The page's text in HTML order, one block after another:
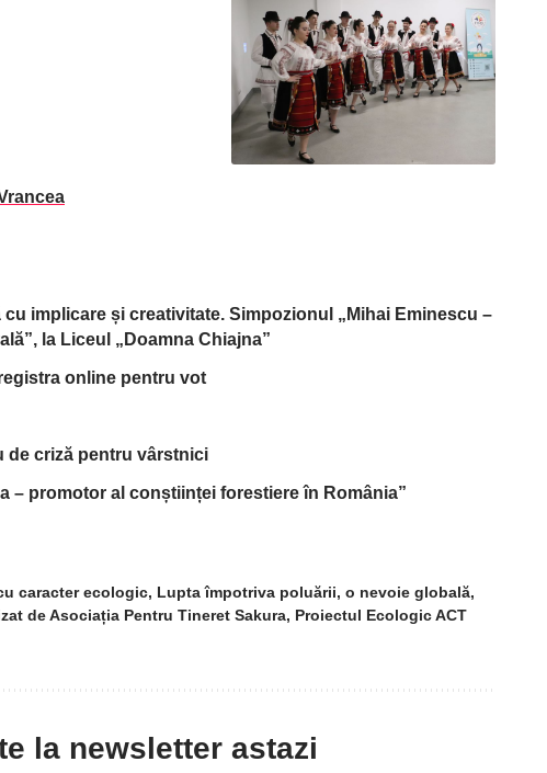
implicare și creativitate. Simpozionul „Mihai Eminescu –
la Liceul „Doamna Chiajna”
online pentru vot
de criză pentru vârstnici
– promotor al conștiinței forestiere în România”
caracter ecologic, Lupta împotriva poluării, o nevoie globală,
de Asociația Pentru Tineret Sakura, Proiectul Ecologic ACT
la newsletter astazi